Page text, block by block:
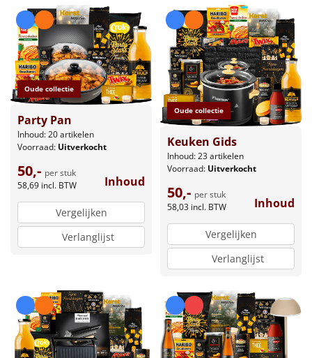
Oude collectie
Party Pan
Inhoud: 20 artikelen
Voorraad: Uitverkocht
50,- per stuk
58,69 incl. BTW Inhoud
Vergelijken
Verlanglijst
Oude collectie
Keuken Gids
Inhoud: 23 artikelen
Voorraad: Uitverkocht
50,- per stuk
58,03 incl. BTW Inhoud
Vergelijken
Verlanglijst